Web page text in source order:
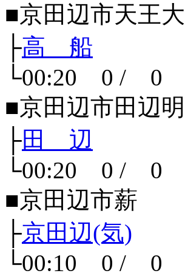
■京田辺市天王
├高 船
└00:20 0 / 0
■京田辺市田辺
├田 辺
└00:20 0 / 0
■京田辺市薪
├京田辺(気)
└00:10 0 / 0